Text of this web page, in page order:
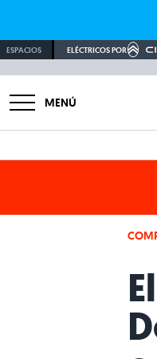
ESPACIOS ELÉCTRICOS POR
MENÚ